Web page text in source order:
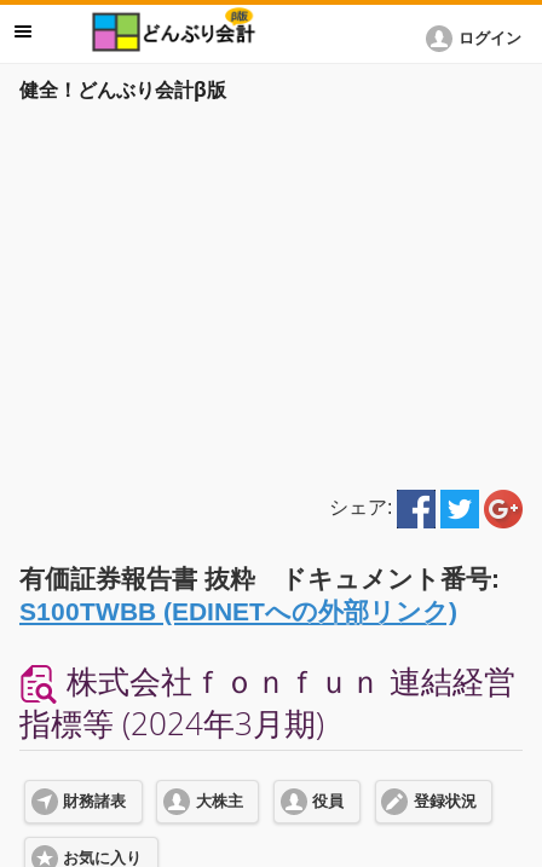
健全！どんぶり会計β版
ログイン
シェア:
有価証券報告書 抜粋 ドキュメント番号:
S100TWBB (EDINETへの外部リンク)
株式会社ｆｏｎｆｕｎ 連結経営
指標等 (2024年3月期)
財務諸表 大株主 役員 登録状況
お気に入り